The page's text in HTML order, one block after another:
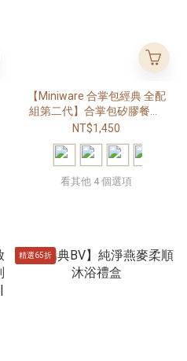
【Miniware 合掌包經典 全配
組第二代】合掌包矽膠餐具.
外出全配組
NT$1,450
看其他 4 個選項
精選65折